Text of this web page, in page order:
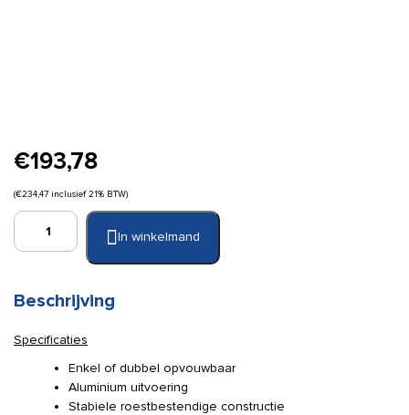
€193,78
(€234,47 inclusief 21% BTW)
Brancard
gegalv.
aantal
In winkelmand
Beschrijving
Specificaties
Enkel of dubbel opvouwbaar
Aluminium uitvoering
Stabiele roestbestendige constructie